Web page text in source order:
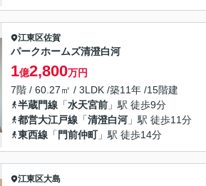
江東区佐賀
パークホームズ清澄白河
1億2,800万円
7階 / 60.27㎡ / 3LDK /築11年 /15階建
半蔵門線 「水天宮前 」駅 徒歩9分
都営大江戸線 「清澄白河 」駅 徒歩11分
東西線 「 門前仲町」駅 徒歩14分
江東区大島